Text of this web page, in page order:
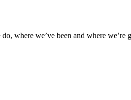
where we’ve been and where